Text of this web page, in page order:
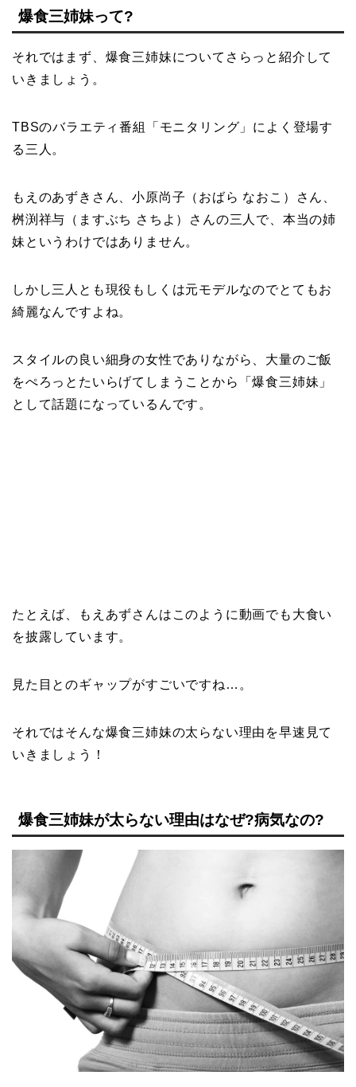
爆食三姉妹って?
それではまず、爆食三姉妹についてさらっと紹介して
いきましょう。
TBSのバラエティ番組「モニタリング」によく登場す
る三人。
もえのあずきさん、小原尚子（おばら なおこ）さん、
桝渕祥与（ますぶち さちよ）さんの三人で、本当の姉
妹というわけではありません。
しかし三人とも現役もしくは元モデルなのでとてもお
綺麗なんですよね。
スタイルの良い細身の女性でありながら、大量のご飯
をぺろっとたいらげてしまうことから「爆食三姉妹」
として話題になっているんです。
たとえば、もえあずさんはこのように動画でも大食い
を披露しています。
見た目とのギャップがすごいですね…。
それではそんな爆食三姉妹の太らない理由を早速見て
いきましょう！
爆食三姉妹が太らない理由はなぜ?病気なの?